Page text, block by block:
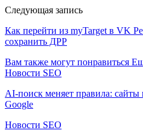
Следующая запись
Как перейти из myTarget в VK
сохранить ДРР
Вам также могут понравиться
Новости SEO
AI-поиск меняет правила: сайты
Google
Новости SEO